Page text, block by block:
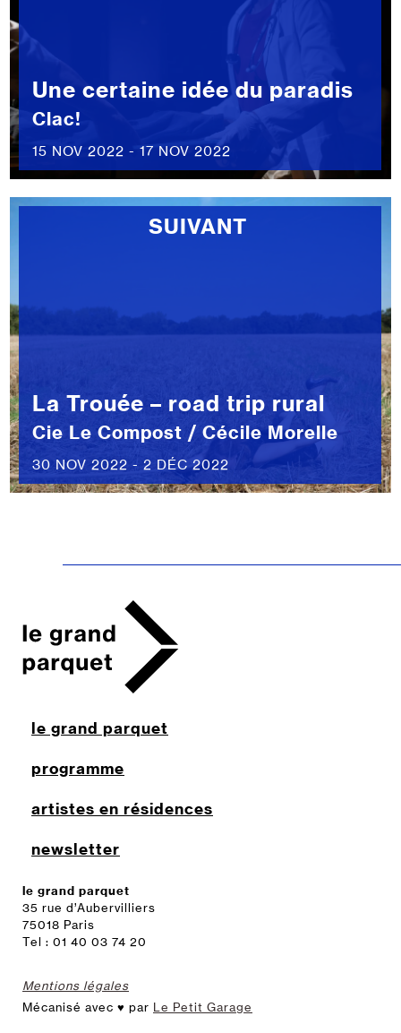
Une certaine idée du paradis
Clac!
15 NOV 2022 - 17 NOV 2022
SUIVANT
La Trouée – road trip rural
Cie Le Compost / Cécile Morelle
30 NOV 2022 - 2 DÉC 2022
le grand parquet
35 rue d’Aubervilliers
75018 Paris
Tel : 01 40 03 74 20
Mentions légales
Mécanisé avec ♥ par Le Petit Garage
le grand parquet
programme
artistes en résidences
newsletter